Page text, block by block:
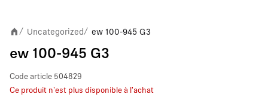
/ Uncategorized/ ew 100-945 G3
ew 100-945 G3
Code article 504829
Ce produit n'est plus disponible à l'achat